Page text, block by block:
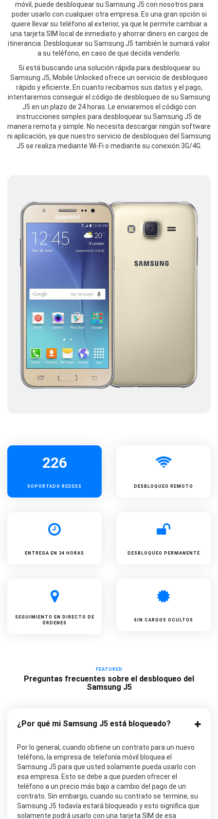
móvil, puede desbloquear su Samsung J5 con nosotros para
poder usarlo con cualquier otra empresa. Es una gran opción si
quiere llevar su teléfono al exterior, ya que le permite cambiar a
una tarjeta SIM local de inmediato y ahorrar dinero en cargos de
itinerancia. Desbloquear su Samsung J5 también le sumará valor
a su teléfono, en caso de que decida venderlo.
Si está buscando una solución rápida para desbloquear su
Samsung J5, Mobile Unlocked ofrece un servicio de desbloqueo
rápido y eficiente. En cuanto recibamos sus datos y el pago,
intentaremos conseguir el código de desbloqueo de su Samsung
J5 en un plazo de 24 horas. Le enviaremos el código con
instrucciones simples para desbloquear su Samsung J5 de
manera remota y simple. No necesita descargar ningún software
ni aplicación, ya que nuestro servicio de desbloqueo del Samsung
J5 se realiza mediante Wi-Fi o mediante su conexión 3G/4G.
226
SOPORTADO REDESS DESBLOQUEO REMOTO
ENTREGA EN 24 HORAS DESBLOQUEO PERMANENTE
SEGUIMIENTO EN DIRECTO DE
ÓRDENES
SIN CARGOS OCULTOS
FEATURED
Preguntas frecuentes sobre el desbloqueo del
Samsung J5
¿Por qué mi Samsung J5 está bloqueado?
Por lo general, cuando obtiene un contrato para un nuevo
teléfono, la empresa de telefonía móvil bloquea el
Samsung J5 para que usted solamente pueda usarlo con
esa empresa. Esto se debe a que pueden ofrecer el
teléfono a un precio más bajo a cambio del pago de un
contrato. Sin embargo, cuando su contrato se termine, su
Samsung J5 todavía estará bloqueado y esto significa que
solamente podrá usarlo con una tarjeta SIM de esa